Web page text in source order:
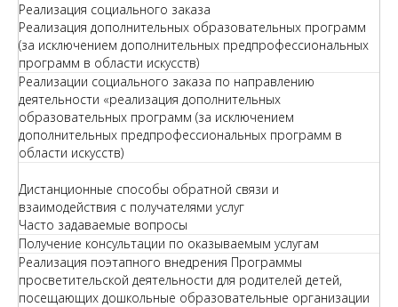
Реализация социального заказа
Реализация дополнительных образовательных программ
(за исключением дополнительных предпрофессиональных
программ в области искусств)
Реализации социального заказа по направлению
деятельности «реализация дополнительных
образовательных программ (за исключением
дополнительных предпрофессиональных программ в
области искусств)
Дистанционные способы обратной связи и
взаимодействия с получателями услуг
Часто задаваемые вопросы
Получение консультации по оказываемым услугам
Реализация поэтапного внедрения Программы
просветительской деятельности для родителей детей,
посещающих дошкольные образовательные организации